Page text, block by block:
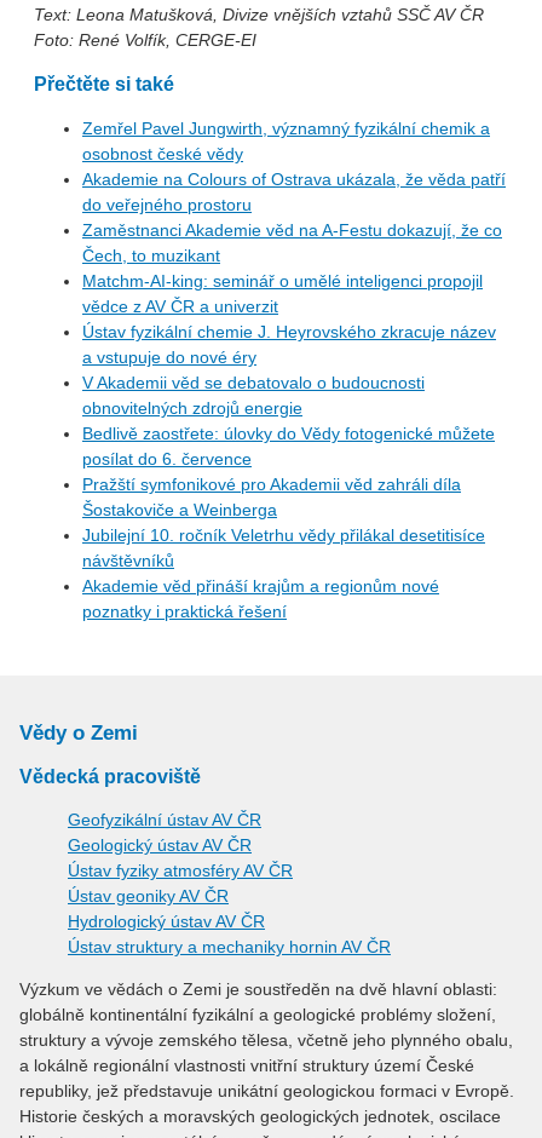
Text: Leona Matušková, Divize vnějších vztahů SSČ AV ČR
Foto: René Volfík, CERGE-EI
Přečtěte si také
Zemřel Pavel Jungwirth, významný fyzikální chemik a
osobnost české vědy
Akademie na Colours of Ostrava ukázala, že věda patří
do veřejného prostoru
Zaměstnanci Akademie věd na A-Festu dokazují, že co
Čech, to muzikant
Matchm-AI-king: seminář o umělé inteligenci propojil
vědce z AV ČR a univerzit
Ústav fyzikální chemie J. Heyrovského zkracuje název
a vstupuje do nové éry
V Akademii věd se debatovalo o budoucnosti
obnovitelných zdrojů energie
Bedlivě zaostřete: úlovky do Vědy fotogenické můžete
posílat do 6. července
Pražští symfonikové pro Akademii věd zahráli díla
Šostakoviče a Weinberga
Jubilejní 10. ročník Veletrhu vědy přilákal desetitisíce
návštěvníků
Akademie věd přináší krajům a regionům nové
poznatky i praktická řešení
Vědy o Zemi
Vědecká pracoviště
Geofyzikální ústav AV ČR
Geologický ústav AV ČR
Ústav fyziky atmosféry AV ČR
Ústav geoniky AV ČR
Hydrologický ústav AV ČR
Ústav struktury a mechaniky hornin AV ČR
Výzkum ve vědách o Zemi je soustředěn na dvě hlavní oblasti:
globálně kontinentální fyzikální a geologické problémy složení,
struktury a vývoje zemského tělesa, včetně jeho plynného obalu,
a lokálně regionální vlastnosti vnitřní struktury území České
republiky, jež představuje unikátní geologickou formaci v Evropě.
Historie českých a moravských geologických jednotek, oscilace